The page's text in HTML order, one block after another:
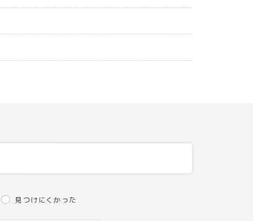
見つけにくかった